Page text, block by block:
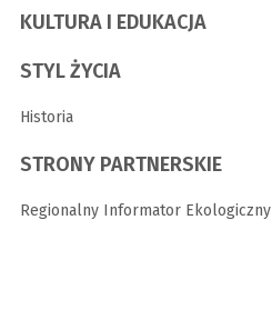
KULTURA I EDUKACJA
STYL ŻYCIA
Historia
STRONY PARTNERSKIE
Regionalny Informator Ekologiczny